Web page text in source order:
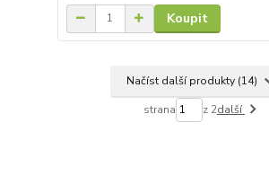
Koupit
Načíst další produkty (14)
strana z 2další